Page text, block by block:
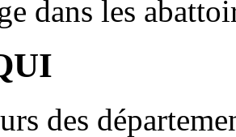
dans les
des